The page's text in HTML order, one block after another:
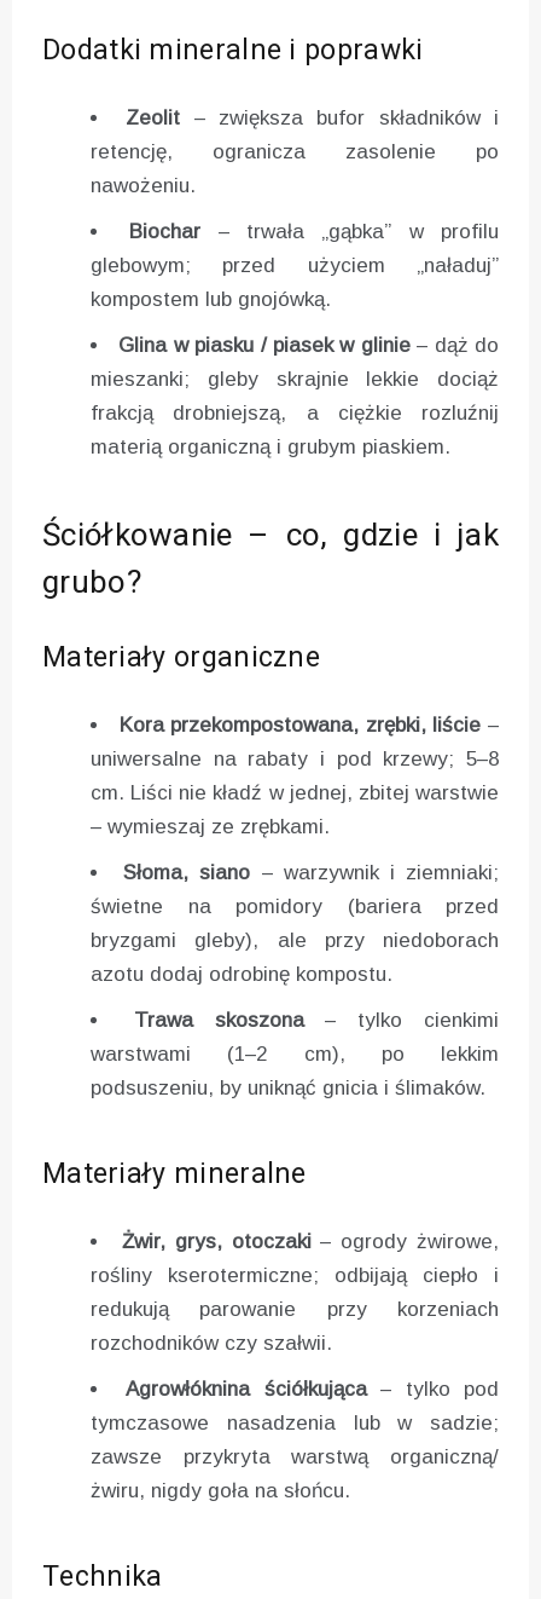
Dodatki mineralne i poprawki
Zeolit – zwiększa bufor składników i
retencję, ogranicza zasolenie po
nawożeniu.
Biochar – trwała „gąbka” w profilu
glebowym; przed użyciem „naładuj”
kompostem lub gnojówką.
Glina w piasku / piasek w glinie– dąż do
mieszanki; gleby skrajnie lekkie dociąż
frakcją drobniejszą, a ciężkie rozluźnij
materią organiczną i grubym piaskiem.
Ściółkowanie – co, gdzie i jak
grubo?
Materiały organiczne
Kora przekompostowana, zrębki, liście –
uniwersalne na rabaty i pod krzewy; 5–8
cm. Liści nie kładź w jednej, zbitej warstwie
– wymieszaj ze zrębkami.
Słoma, siano – warzywnik i ziemniaki;
świetne na pomidory (bariera przed
bryzgami gleby), ale przy niedoborach
azotu dodaj odrobinę kompostu.
Trawa skoszona– tylko cienkimi
warstwami (1–2 cm), po lekkim
podsuszeniu, by uniknąć gnicia i ślimaków.
Materiały mineralne
Żwir, grys, otoczaki– ogrody żwirowe,
rośliny kserotermiczne; odbijają ciepło i
redukują parowanie przy korzeniach
rozchodników czy szałwii.
Agrowłóknina ściółkująca– tylko pod
tymczasowe nasadzenia lub w sadzie;
zawsze przykryta warstwą organiczną/
żwiru, nigdy goła na słońcu.
Technika